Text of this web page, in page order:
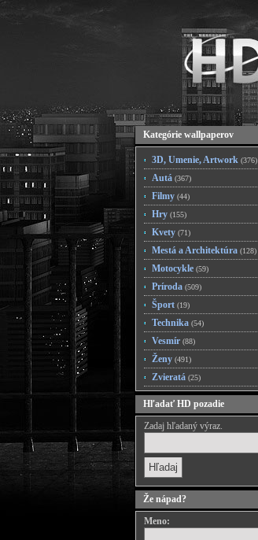
Kategórie wallpaperov
3D, Umenie, Artwork (376)
Autá (367)
Filmy (44)
Hry (155)
Kvety (71)
Mestá a Architektúra (128)
Motocykle (59)
Príroda (509)
Šport (19)
Technika (54)
Vesmír (88)
Ženy (491)
Zvieratá (25)
Hľadať HD pozadie
Zadaj hľadaný výraz.
Že nápad?
Meno: